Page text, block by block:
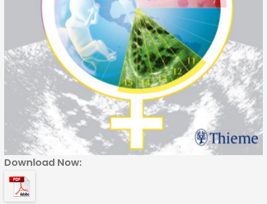
Download Now: